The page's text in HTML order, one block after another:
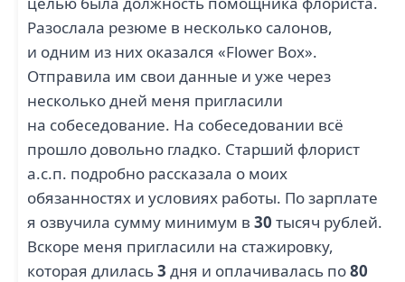
Разослала резюме в несколько салонов,
и одним из них оказался «Flower Box».
Отправила им свои данные и уже через
несколько дней меня пригласили
на собеседование. На собеседовании всё
прошло довольно гладко. Старший флорист
а.с.п. подробно рассказала о моих
обязанностях и условиях работы. По зарплате
я озвучила сумму минимум в 30 тысяч рублей.
Вскоре меня пригласили на стажировку,
которая длилась3 дня и оплачивалась по80